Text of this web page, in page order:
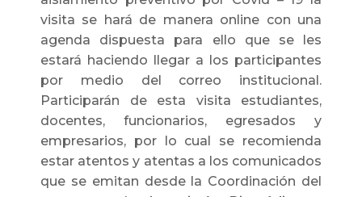
visita se hará de manera online con una
agenda dispuesta para ello que se les
estará haciendo llegar a los participantes
por medio del correo institucional.
Participarán de esta visita estudiantes,
docentes, funcionarios, egresados y
empresarios, por lo cual se recomienda
estar atentos y atentas a los comunicados
que se emitan desde la Coordinación del